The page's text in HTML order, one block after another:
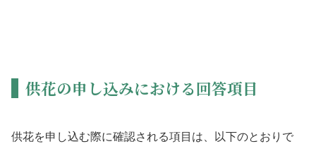
供花の申し込みにおける回答項目
供花を申し込む際に確認される項目は、以下のとおりで